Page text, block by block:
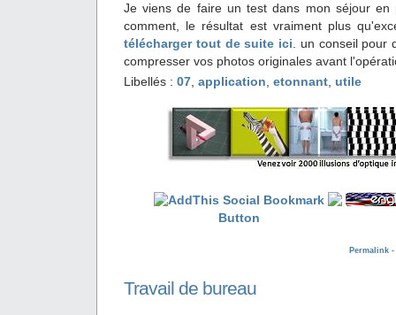
Je viens de faire un test dans mon séjour en
comment, le résultat est vraiment plus
télécharger tout de suite ici. un conseil pour
compresser vos photos originales avant
Libellés : 07 application etonnant utile
Permalink -
Travail de bureau